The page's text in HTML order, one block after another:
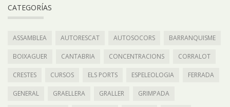
CATEGORÍAS
ASSAMBLEA AUTORESCAT AUTOSOCORS BARRANQUISME
BOIXAGUER CANTABRIA CONCENTRACIONS CORRALOT
CRESTES CURSOS ELS PORTS ESPELEOLOGIA FERRADA
GENERAL GRAELLERA GRALLER GRIMPADA